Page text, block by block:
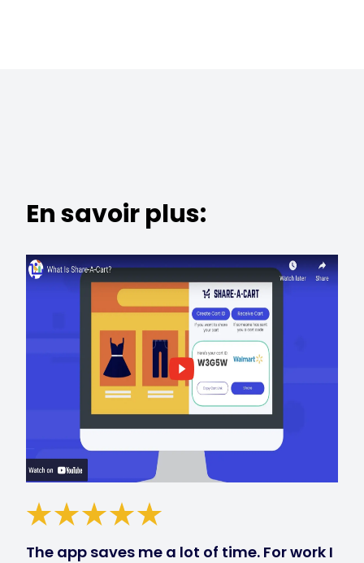
En savoir plus:
The app saves me a lot of time. For work I